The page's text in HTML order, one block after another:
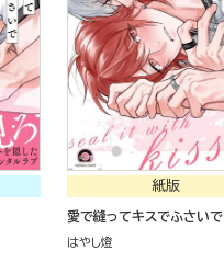
紙版
愛で縫ってキスでふさいで
はやし燈